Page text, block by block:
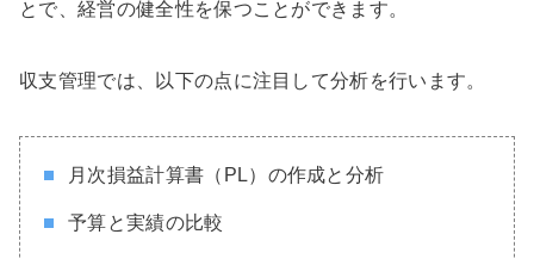
とで、経営の健全性を保つことができます。
収支管理では、以下の点に注目して分析を行います。
月次損益計算書（PL）の作成と分析
予算と実績の比較